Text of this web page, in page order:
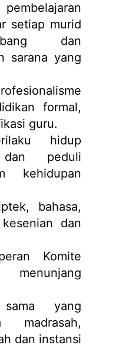
setiap murid
dan
sarana yang
formal,
guru.
hidup
peduli
kehidupan
bahasa,
dan
Komite
menunjang
yang
madrasah,
dan instansi